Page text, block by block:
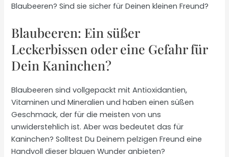
Blaubeeren? Sind sie sicher für Deinen kleinen Freund?
Blaubeeren: Ein süßer
Leckerbissen oder eine Gefahr für
Dein Kaninchen?
Blaubeeren sind vollgepackt mit Antioxidantien,
Vitaminen und Mineralien und haben einen süßen
Geschmack, der für die meisten von uns
unwiderstehlich ist. Aber was bedeutet das für
Kaninchen? Solltest Du Deinem pelzigen Freund eine
Handvoll dieser blauen Wunder anbieten?